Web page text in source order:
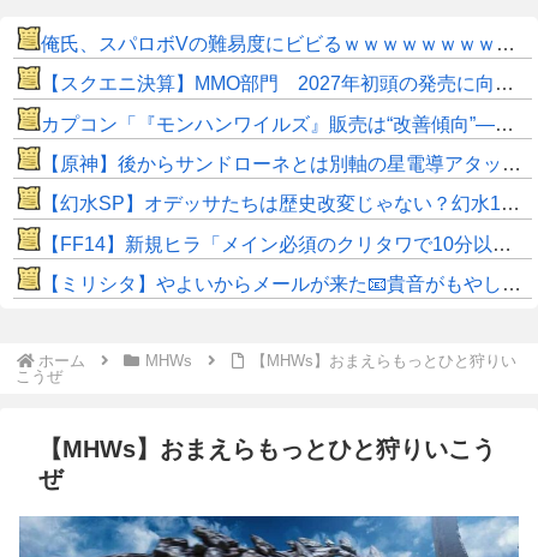
俺氏、スパロボVの難易度にビビるｗｗｗｗｗｗｗｗｗｗｗ
【スクエニ決算】MMO部門 2027年初頭の発売に向けた関連費用の先行計上により微増益
カプコン「『モンハンワイルズ』販売は“改善傾向”―中長期でワールド超え目指す」
【原神】後からサンドローネとは別軸の星電導アタッカー来そう。
【幻水SP】オデッサたちは歴史改変じゃない？幻水1で描かれなかった時期に主人公たちと出会う形か
​【FF14】新規ヒラ「メイン必須のクリタワで10分以上待たされるの普通じゃないだろ…」←これってそんなに異常か…？せっかちはこのゲームに向かないでっす！(白目)
【ミリシタ】やよいからメールが来た📧貴音がもやし栽培すごく上手いらしい ※ネタバレ注意 プレミアムパス特典メール※
ホーム MHWs
【MHWs】おまえらもっとひと狩りい
こうぜ
【MHWs】おまえらもっとひと狩りいこう
ぜ